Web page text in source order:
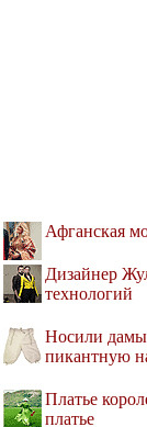
Афганская
Дизайнер
технологий
Носили дамы
пикантную
Платье
платье